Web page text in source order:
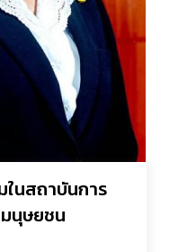
ในสถาบันการ
นุษยชน